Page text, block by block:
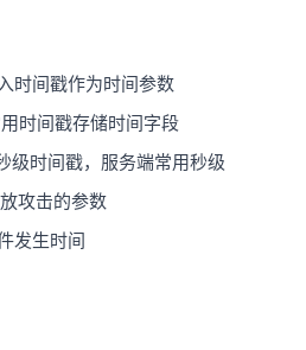
时间戳作为时间参数
时间戳存储时间字段
时间戳，服务端常用秒级
攻击的参数
发生时间